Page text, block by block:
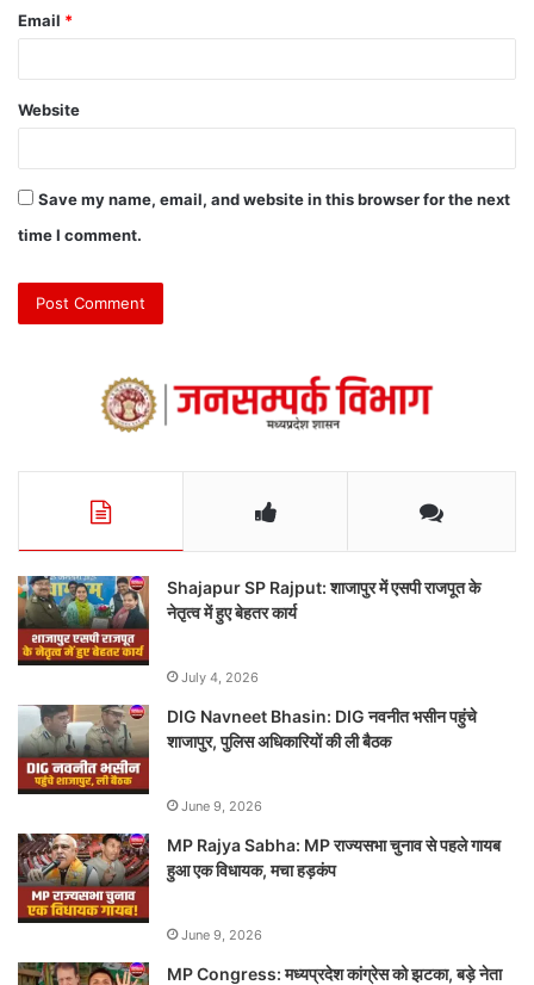
Email *
Website
Save my name, email, and website in this browser for the next
time I comment.
Shajapur SP Rajput: शाजापुर में एसपी राजपूत के
नेतृत्व में हुए बेहतर कार्य
July 4, 2026
DIG Navneet Bhasin: DIG नवनीत भसीन पहुंचे
शाजापुर, पुलिस अधिकारियों की ली बैठक
June 9, 2026
MP Rajya Sabha: MP राज्यसभा चुनाव से पहले गायब
हुआ एक विधायक, मचा हड़कंप
June 9, 2026
MP Congress: मध्यप्रदेश कांग्रेस को झटका, बड़े नेता